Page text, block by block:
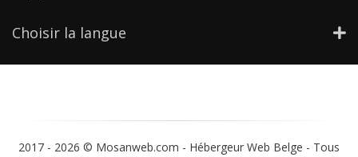
Choisir la langue
2017 - 2026 © Mosanweb.com - Hébergeur Web Belge - Tous